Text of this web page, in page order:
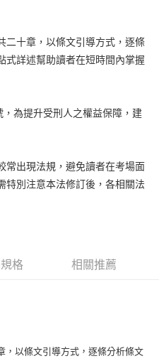
)免運費
)免運費
免運費
二十章，以條文引導方式，逐條
式詳述幫助讀者在短時間內掌握
為提升受刑人之權益保障，建
常出現法規，避免讀者在考場面
特別注意本法修訂後，各相關法
格 相關推薦
，以條文引導方式，逐條分析條文